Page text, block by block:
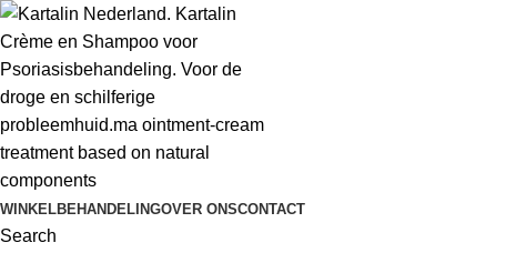
WINKELBEHANDELINGOVER ONSCONTACT
Search